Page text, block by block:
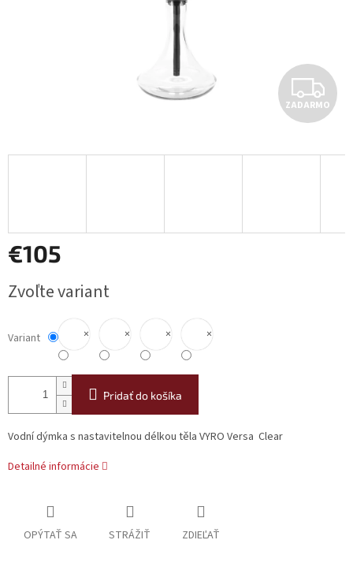
Z
A
D
ZADARMO
€105
cena:
Zvoľte variant
Variant × × × ×
Pridať do košíka
Vodní dýmka s nastavitelnou délkou těla VYRO Versa Clear
Detailné informácie
OPÝTAŤ SA STRÁŽIŤ ZDIEĽAŤ